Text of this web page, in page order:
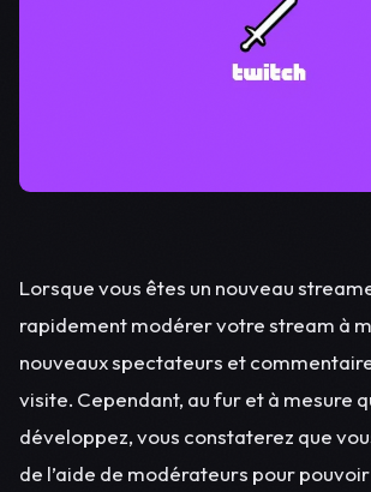
Lorsque vous êtes un nouveau
rapidement modérer votre stream à
nouveaux spectateurs et
visite. Cependant, au fur et à mesure
développez, vous constaterez que
de l’aide de modérateurs pour